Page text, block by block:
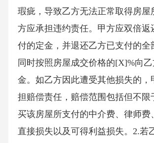
瑕疵，导致乙方无法正常取得房屋
方应承担违约责任。甲方应双倍返
付的定金，并退还乙方已支付的全
同时按照房屋成交价格的[X]%向
金。如乙方因此遭受其他损失的，
担赔偿责任，赔偿范围包括但不限
买该房屋所支付的中介费、律师费
直接损失以及可得利益损失。2.若